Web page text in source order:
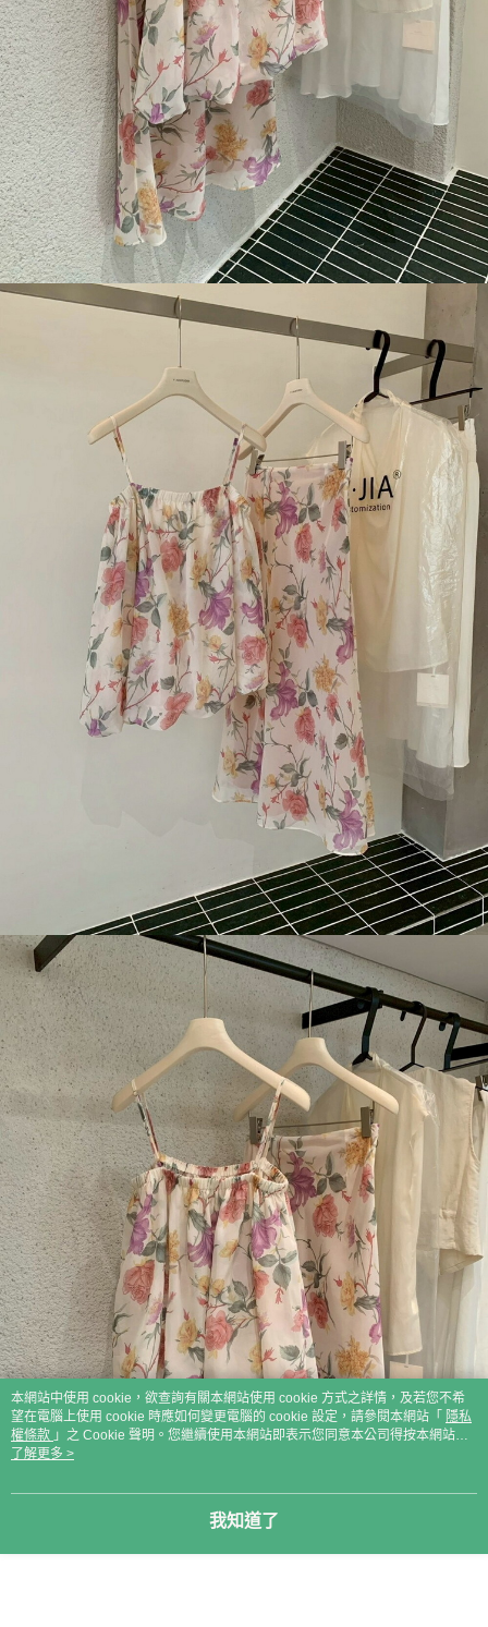
本網站中使用 cookie，欲查詢有關本網站使用 cookie 方式之詳情，及若您不希
望在電腦上使用 cookie 時應如何變更電腦的 cookie 設定，請參閱本網站「 隱私
權條款 」之 Cookie 聲明。您繼續使用本網站即表示您同意本公司得按本網站使
用條款之 Cookie 聲明使用 cookie。
了解更多 >
我知道了